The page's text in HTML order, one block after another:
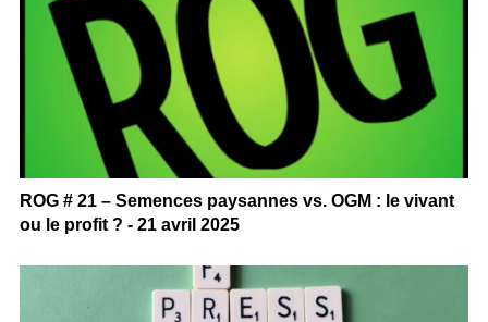
ROG # 21 – Semences paysannes vs. OGM : le vivant
ou le profit ? - 21 avril 2025